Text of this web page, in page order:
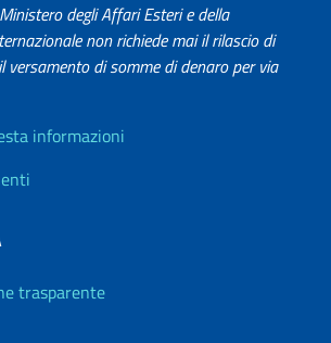
degli Affari Esteri e della
non richiede mai il rilascio di
versamento di somme di denaro per via
informazioni
trasparente